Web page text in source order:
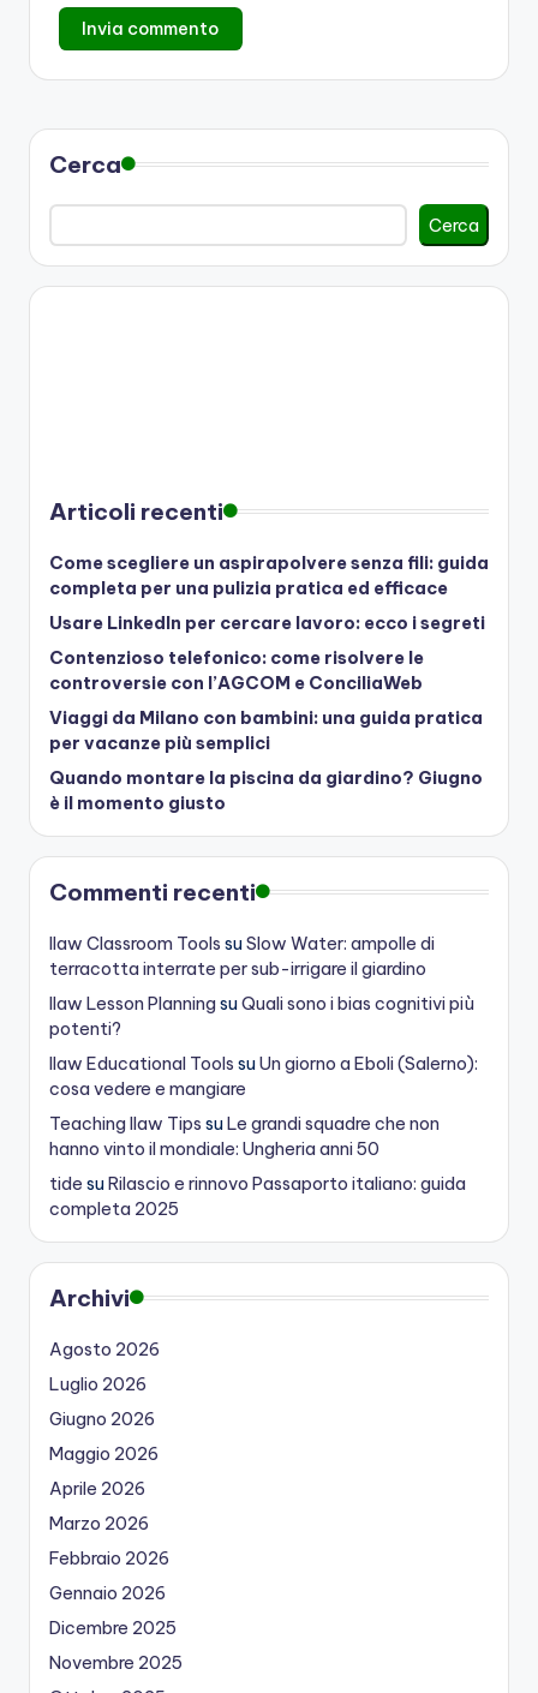
Cerca
Cerca
Articoli recenti
Come scegliere un aspirapolvere senza fili: guida
completa per una pulizia pratica ed efficace
Usare LinkedIn per cercare lavoro: ecco i segreti
Contenzioso telefonico: come risolvere le
controversie con l’AGCOM e ConciliaWeb
Viaggi da Milano con bambini: una guida pratica
per vacanze più semplici
Quando montare la piscina da giardino? Giugno
è il momento giusto
Commenti recenti
Ilaw Classroom Tools suSlow Water: ampolle di
terracotta interrate per sub-irrigare il giardino
Ilaw Lesson Planning suQuali sono i bias cognitivi più
potenti?
Ilaw Educational Tools suUn giorno a Eboli (Salerno):
cosa vedere e mangiare
Teaching Ilaw Tips suLe grandi squadre che non
hanno vinto il mondiale: Ungheria anni 50
tide suRilascio e rinnovo Passaporto italiano: guida
completa 2025
Archivi
Agosto 2026
Luglio 2026
Giugno 2026
Maggio 2026
Aprile 2026
Marzo 2026
Febbraio 2026
Gennaio 2026
Dicembre 2025
Novembre 2025